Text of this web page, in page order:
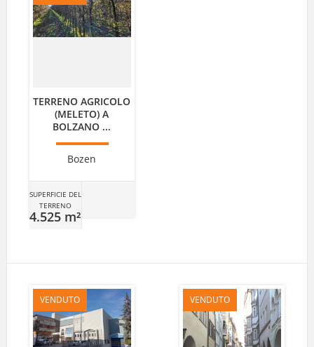
TERRENO AGRICOLO
(MELETO) A
BOLZANO ...
Bozen
SUPERFICIE DEL
TERRENO
4.525 m²
VENDUTO VENDUTO